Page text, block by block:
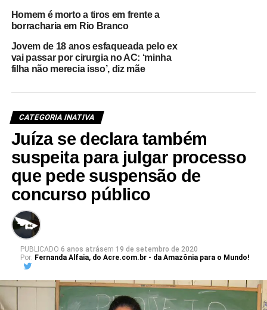
Homem é morto a tiros em frente a
borracharia em Rio Branco
Jovem de 18 anos esfaqueada pelo ex
vai passar por cirurgia no AC: ‘minha
filha não merecia isso’, diz mãe
CATEGORIA INATIVA
Juíza se declara também
suspeita para julgar processo
que pede suspensão de
concurso público
PUBLICADO 6 anos atrásem 19 de setembro de 2020
Por: Fernanda Alfaia, do Acre.com.br - da Amazônia para o Mundo!